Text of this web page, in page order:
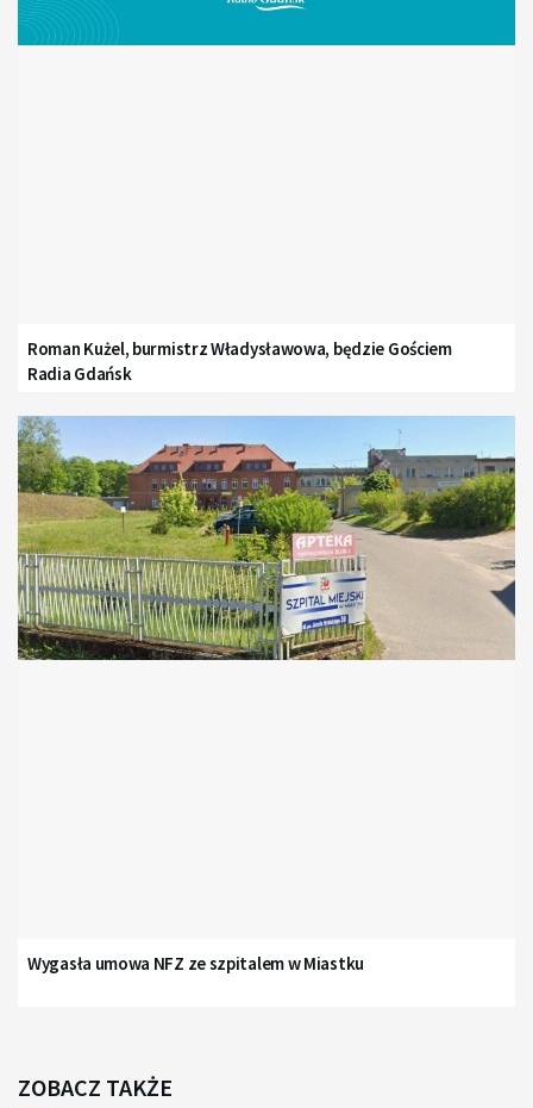
Roman Kużel, burmistrz Władysławowa, będzie Gościem
Radia Gdańsk
Wygasła umowa NFZ ze szpitalem w Miastku
ZOBACZ TAKŻE